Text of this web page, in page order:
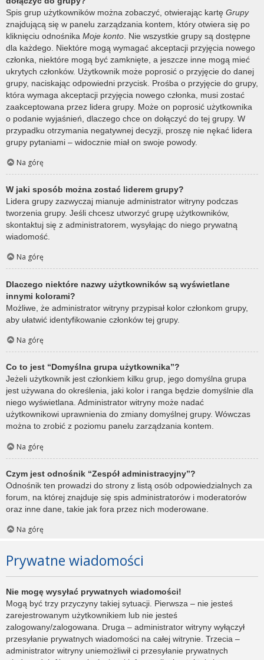
Spis grup użytkowników można zobaczyć, otwierając kartę Grupy
znajdującą się w panelu zarządzania kontem, który otwiera się po
kliknięciu odnośnika Moje konto . Nie wszystkie grupy są dostępne
dla każdego. Niektóre mogą wymagać akceptacji przyjęcia nowego
członka, niektóre mogą być zamknięte, a jeszcze inne mogą mieć
ukrytych członków. Użytkownik może poprosić o przyjęcie do danej
grupy, naciskając odpowiedni przycisk. Prośba o przyjęcie do grupy,
która wymaga akceptacji przyjęcia nowego członka, musi zostać
zaakceptowana przez lidera grupy. Może on poprosić użytkownika
o podanie wyjaśnień, dlaczego chce on dołączyć do tej grupy. W
przypadku otrzymania negatywnej decyzji, proszę nie nękać lidera
grupy pytaniami – widocznie miał on swoje powody.
Na górę
W jaki sposób można zostać liderem grupy?
Lidera grupy zazwyczaj mianuje administrator witryny podczas
tworzenia grupy. Jeśli chcesz utworzyć grupę użytkowników,
skontaktuj się z administratorem, wysyłając do niego prywatną
wiadomość.
Na górę
Dlaczego niektóre nazwy użytkowników są wyświetlane
innymi kolorami?
Możliwe, że administrator witryny przypisał kolor członkom grupy,
aby ułatwić identyfikowanie członków tej grupy.
Na górę
Co to jest “Domyślna grupa użytkownika”?
Jeżeli użytkownik jest członkiem kilku grup, jego domyślna grupa
jest używana do określenia, jaki kolor i ranga będzie domyślnie dla
niego wyświetlana. Administrator witryny może nadać
użytkownikowi uprawnienia do zmiany domyślnej grupy. Wówczas
można to zrobić z poziomu panelu zarządzania kontem.
Na górę
Czym jest odnośnik “Zespół administracyjny”?
Odnośnik ten prowadzi do strony z listą osób odpowiedzialnych za
forum, na której znajduje się spis administratorów i moderatorów
oraz inne dane, takie jak fora przez nich moderowane.
Na górę
Prywatne wiadomości
Nie mogę wysyłać prywatnych wiadomości!
Mogą być trzy przyczyny takiej sytuacji. Pierwsza – nie jesteś
zarejestrowanym użytkownikiem lub nie jesteś
zalogowany/zalogowana. Druga – administrator witryny wyłączył
przesyłanie prywatnych wiadomości na całej witrynie. Trzecia –
administrator witryny uniemożliwił ci przesyłanie prywatnych